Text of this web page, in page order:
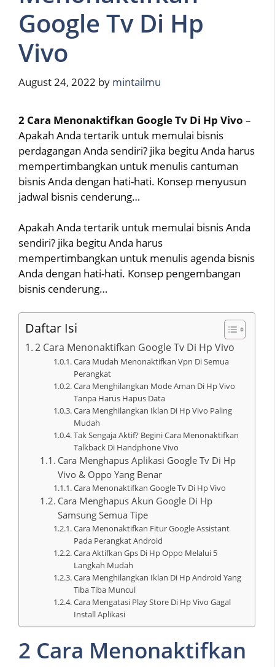
Google Tv Di Hp
Vivo
August 24, 2022 by mintailmu
2 Cara Menonaktifkan Google Tv Di Hp Vivo –
Apakah Anda tertarik untuk memulai bisnis
perdagangan Anda sendiri? jika begitu Anda harus
mempertimbangkan untuk menulis cantuman
bisnis Anda dengan hati-hati. Konsep menyusun
jadwal bisnis cenderung…
Apakah Anda tertarik untuk memulai bisnis Anda
sendiri? jika begitu Anda harus
mempertimbangkan untuk menulis agenda bisnis
Anda dengan hati-hati. Konsep pengembangan
bisnis cenderung…
Daftar Isi
2 Cara Menonaktifkan Google Tv Di Hp Vivo
Cara Mudah Menonaktifkan Vpn Di Semua
Perangkat
Cara Menghilangkan Mode Aman Di Hp Vivo
Tanpa Harus Hapus Data
Cara Menghilangkan Iklan Di Hp Vivo Paling
Mudah
Tak Sengaja Aktif? Begini Cara Menonaktifkan
Talkback Di Handphone Vivo
Cara Menghapus Aplikasi Google Tv Di Hp
Vivo & Oppo Yang Benar
Cara Menonaktifkan Google Tv Di Hp Vivo
Cara Menghapus Akun Google Di Hp
Samsung Semua Tipe
Cara Menonaktifkan Fitur Google Assistant
Pada Perangkat Android
Cara Aktifkan Gps Di Hp Oppo Melalui 5
Langkah Mudah
Cara Menghilangkan Iklan Di Hp Android Yang
Tiba Tiba Muncul
Cara Mengatasi Play Store Di Hp Vivo Gagal
Install Aplikasi
2 Cara Menonaktifkan